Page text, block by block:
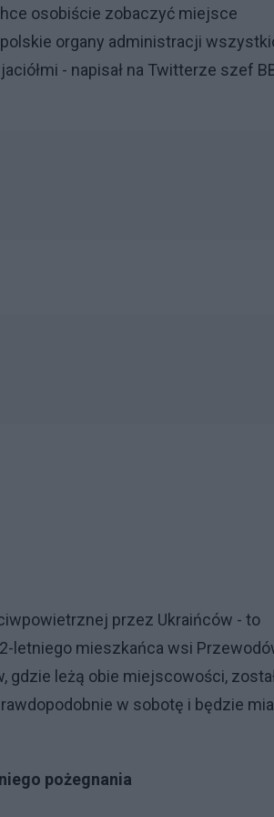
osobiście zobaczyć miejsce
organy administracji
- napisał na Twitterze szef
przez Ukraińców - to
letniego mieszkańca wsi
gdzie leżą obie miejscowości,
w sobotę i będzie
pożegnania